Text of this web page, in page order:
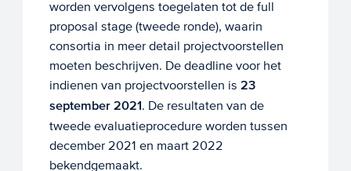
worden vervolgens toegelaten tot de full
proposal stage (tweede ronde), waarin
consortia in meer detail projectvoorstellen
moeten beschrijven. De deadline voor het
indienen van projectvoorstellen is 23
september 2021. De resultaten van de
tweede evaluatieprocedure worden tussen
december 2021 en maart 2022
bekendgemaakt.